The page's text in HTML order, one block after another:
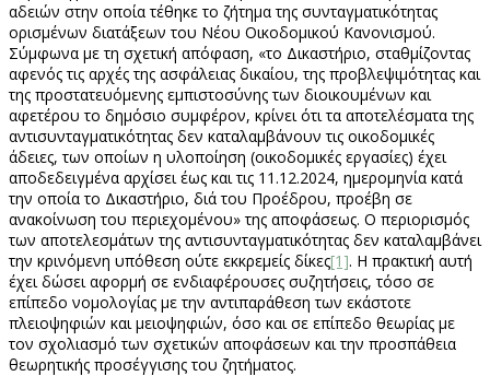
αδειών στην οποία τέθηκε το ζήτημα της συνταγματικότητας
ορισμένων διατάξεων του Νέου Οικοδομικού Κανονισμού.
Σύμφωνα με τη σχετική απόφαση, «το Δικαστήριο, σταθμίζοντας
αφενός τις αρχές της ασφάλειας δικαίου, της προβλεψιμότητας και
της προστατευόμενης εμπιστοσύνης των διοικουμένων και
αφετέρου το δημόσιο συμφέρον, κρίνει ότι τα αποτελέσματα της
αντισυνταγματικότητας δεν καταλαμβάνουν τις οικοδομικές
άδειες, των οποίων η υλοποίηση (οικοδομικές εργασίες) έχει
αποδεδειγμένα αρχίσει έως και τις 11.12.2024, ημερομηνία κατά
την οποία το Δικαστήριο, διά του Προέδρου, προέβη σε
ανακοίνωση του περιεχομένου» της αποφάσεως. Ο περιορισμός
των αποτελεσμάτων της αντισυνταγματικότητας δεν καταλαμβάνει
την κρινόμενη υπόθεση ούτε εκκρεμείς δίκες[1]. Η πρακτική αυτή
έχει δώσει αφορμή σε ενδιαφέρουσες συζητήσεις, τόσο σε
επίπεδο νομολογίας με την αντιπαράθεση των εκάστοτε
πλειοψηφιών και μειοψηφιών, όσο και σε επίπεδο θεωρίας με
τον σχολιασμό των σχετικών αποφάσεων και την προσπάθεια
θεωρητικής προσέγγισης του ζητήματος.